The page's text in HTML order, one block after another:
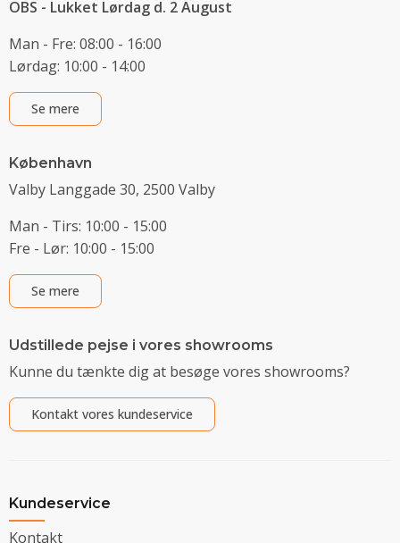
OBS - Lukket Lørdag d. 2 August
Man - Fre: 08:00 - 16:00
Lørdag: 10:00 - 14:00
Se mere
København
Valby Langgade 30, 2500 Valby
Man - Tirs: 10:00 - 15:00
Fre - Lør: 10:00 - 15:00
Se mere
Udstillede pejse i vores showrooms
Kunne du tænkte dig at besøge vores showrooms?
Kontakt vores kundeservice
Kundeservice
Kontakt